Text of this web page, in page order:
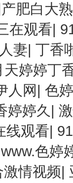
肥白大
在观看|
妻|丁香
天婷婷丁
人网| 色
婷婷久 |
线观看|
www.色婷
激情视频|